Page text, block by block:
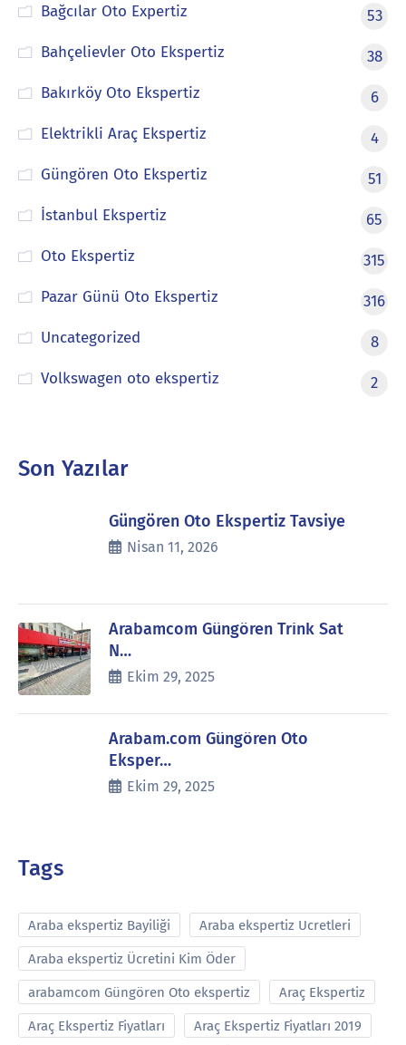
Bağcılar Oto Expertiz
53
Bahçelievler Oto Ekspertiz
38
Bakırköy Oto Ekspertiz
6
Elektrikli Araç Ekspertiz
4
Güngören Oto Ekspertiz
51
İstanbul Ekspertiz
65
Oto Ekspertiz
315
Pazar Günü Oto Ekspertiz
316
Uncategorized
8
Volkswagen oto ekspertiz
2
Son Yazılar
Güngören Oto Ekspertiz Tavsiye
Nisan 11, 2026
Arabamcom Güngören Trink Sat
N…
Ekim 29, 2025
Arabam.com Güngören Oto
Eksper…
Ekim 29, 2025
Tags
Araba ekspertiz Bayiliği Araba ekspertiz Ucretleri
Araba ekspertiz Ücretini Kim Öder
arabamcom Güngören Oto ekspertiz Araç Ekspertiz
Araç Ekspertiz Fiyatları Araç Ekspertiz Fiyatları 2019